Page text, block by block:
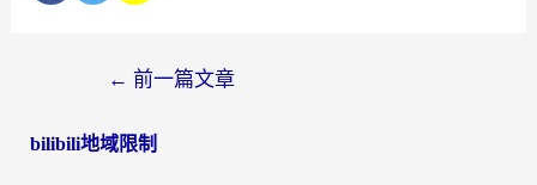
← 前一篇文章
bilibili地域限制